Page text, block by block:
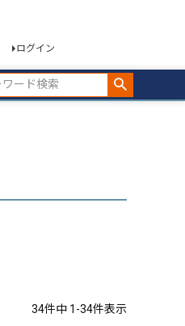
ログイン
34件中 1 -34件表示